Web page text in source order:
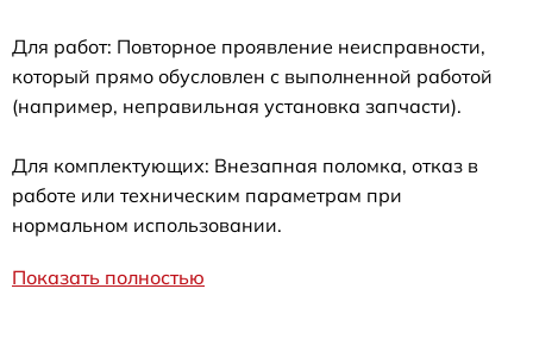
Для работ: Повторное проявление неисправности,
который прямо обусловлен с выполненной работой
(например, неправильная установка запчасти).
Для комплектующих: Внезапная поломка, отказ в
работе или техническим параметрам при
нормальном использовании.
Показать полностью